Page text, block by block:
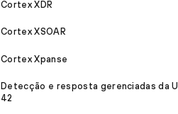
Cortex XDR
Cortex XSOAR
Cortex Xpanse
Detecção e resposta gerenciadas da
42